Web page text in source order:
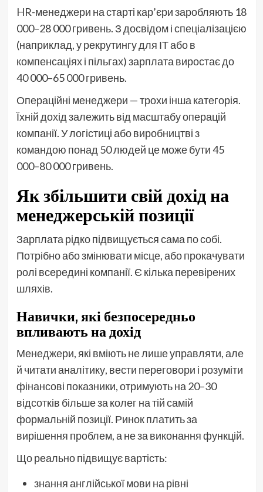
HR-менеджери на старті кар’єри заробляють 18
000–28 000 гривень. З досвідом і спеціалізацією
(наприклад, у рекрутингу для ІТ або в
компенсаціях і пільгах) зарплата виростає до
40 000–65 000 гривень.
Операційні менеджери — трохи інша категорія.
Їхній дохід залежить від масштабу операцій
компанії. У логістиці або виробництві з
командою понад 50 людей це може бути 45
000–80 000 гривень.
Як збільшити свій дохід на
менеджерській позиції
Зарплата рідко підвищується сама по собі.
Потрібно або змінювати місце, або прокачувати
ролі всередині компанії. Є кілька перевірених
шляхів.
Навички, які безпосередньо
впливають на дохід
Менеджери, які вміють не лише управляти, але
й читати аналітику, вести переговори і розуміти
фінансові показники, отримують на 20–30
відсотків більше за колег на тій самій
формальній позиції. Ринок платить за
вирішення проблем, а не за виконання функцій.
Що реально підвищує вартість:
знання англійської мови на рівні